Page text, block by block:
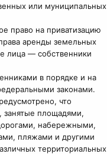
или муниципальных
право на приватизацию
аренды земельных
лица — собственники
в порядке и на
законами.
что
занятые площадями,
набережными,
пляжами и другими
территориальных